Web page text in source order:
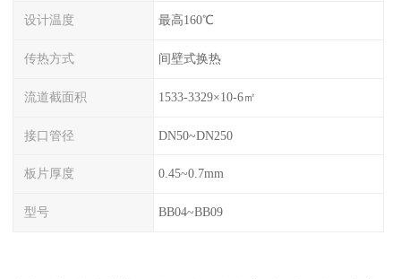
设计温度 最高160℃
传热方式 间壁式换热
流道截面积 1533-3329×10-6㎡
接口管径 DN50~DN250
板片厚度 0.45~0.7mm
型号 BB04~BB09